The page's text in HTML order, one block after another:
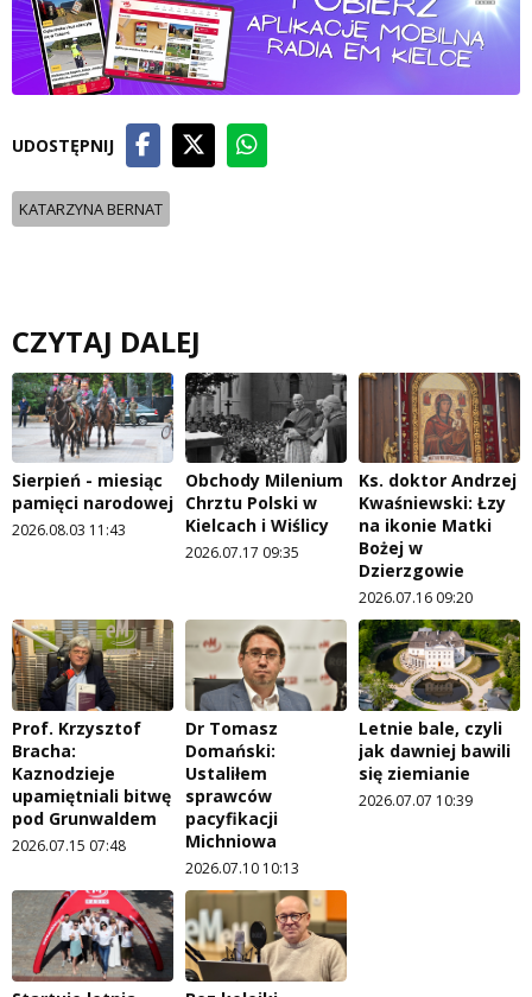
UDOSTĘPNIJ
KATARZYNA BERNAT
CZYTAJ DALEJ
Sierpień - miesiąc
pamięci narodowej
2026.08.03 11:43
Obchody Milenium
Chrztu Polski w
Kielcach i Wiślicy
2026.07.17 09:35
Ks. doktor Andrzej
Kwaśniewski: Łzy
na ikonie Matki
Bożej w
Dzierzgowie
2026.07.16 09:20
Prof. Krzysztof
Bracha:
Kaznodzieje
upamiętniali bitwę
pod Grunwaldem
2026.07.15 07:48
Dr Tomasz
Domański:
Ustaliłem
sprawców
pacyfikacji
Michniowa
2026.07.10 10:13
Letnie bale, czyli
jak dawniej bawili
się ziemianie
2026.07.07 10:39